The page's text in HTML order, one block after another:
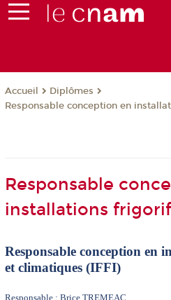
Accueil
Diplômes
Responsable conception en
Responsable
installations
Responsable conception en
et climatiques (IFFI)
Responsable : Brice TREMEAC